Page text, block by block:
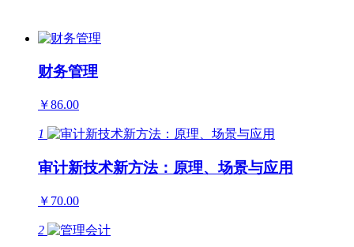
财务管理
￥86.00
1
审计新技术新方法：原理、场景与应用
￥70.00
2